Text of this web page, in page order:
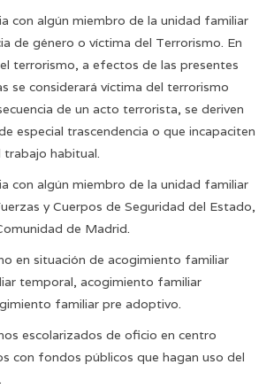
con algún miembro de la unidad familiar
de género o víctima del Terrorismo. En
terrorismo, a efectos de las presentes
se considerará víctima del terrorismo
de un acto terrorista, se deriven
especial trascendencia o que incapaciten
habitual.
con algún miembro de la unidad familiar
y Cuerpos de Seguridad del Estado,
de Madrid.
en situación de acogimiento familiar
temporal, acogimiento familiar
familiar pre adoptivo.
escolarizados de oficio en centro
con fondos públicos que hagan uso del
.